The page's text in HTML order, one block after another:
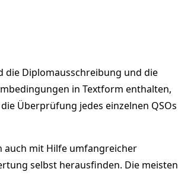
die Diplomausschreibung und die
in Textform enthalten,
Überprüfung jedes einzelnen QSOs
auch mit Hilfe umfangreicher
selbst herausfinden. Die meisten